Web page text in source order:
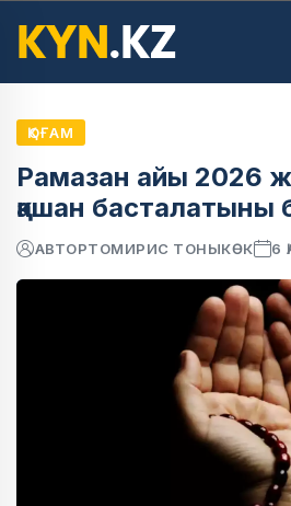
ҚОҒАМ
Рамазан айы 2026
қашан басталатыны
АВТОРТОМИРИС ТОНЫКӨК 6